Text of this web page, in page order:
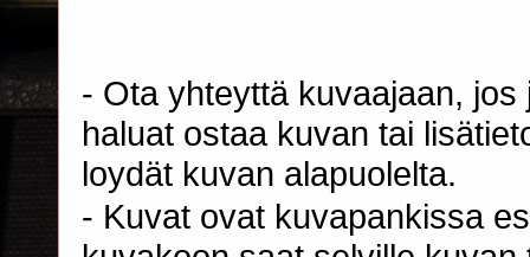
- Ota yhteyttä kuvaajaan,
haluat ostaa kuvan tai
loydät kuvan alapuolelta.
- Kuvat ovat kuvapankissa